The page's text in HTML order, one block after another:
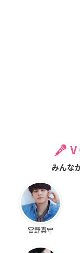
みんな
宮野真守